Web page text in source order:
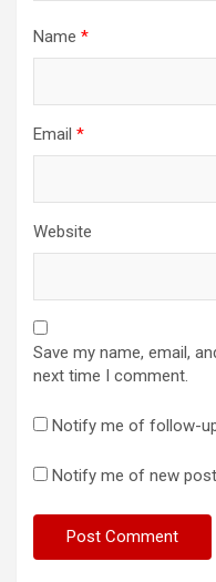
Name *
Email *
Website
Save my name, email,
next time I comment.
Notify me of follow-
Notify me of new